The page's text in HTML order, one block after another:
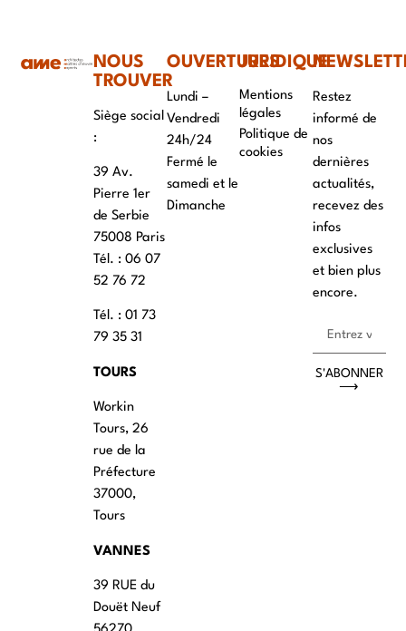
NOUS
TROUVER
Siège social
:
39 Av.
Pierre 1er
de Serbie
75008 Paris
Tél. : ‭06 07
52 76 72
Tél. : 01 73
79 35 31
TOURS
Workin
Tours, 26
rue de la
Préfecture
37000,
Tours
VANNES
39 RUE du
Douët Neuf
OUVERTURES
Lundi –
Vendredi
24h/24
Fermé le
samedi et le
Dimanche
JURIDIQUE
Mentions
légales
Politique de
cookies
Restez
informé de
nos
dernières
actualités,
recevez des
infos
exclusives
et bien plus
encore.
S'ABONNER
⟶